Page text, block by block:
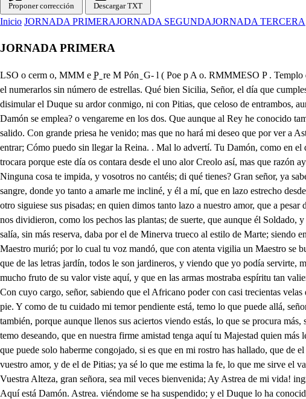
Proponer corrección Descargar TXT
Inicio JORNADA PRIMERAJORNADA SEGUNDAJORNADA TERCERA
JORNADA PRIMERA
LSO o cerm o, MMM e P̱̱ ̱̱ re M Pón ̱ G- l ( Poe p A o. RMMMESO P . Templo de Libeo, el gran Dionisio llega, cumpliendo de sus años la hermosa primavera: en piedra blanca vivan, y corra ya por cuenta del Sol el numerarlos sin número de estrellas. Qué bien Sicilia, Señor, el día que cumples años con festivos desengaños te está mostrando su amor; y qué bien de este enemigo mis celos se han de vengar. No puede disimular el Duque su ardor conmigo, ni con Pitias, que celoso de entrambos, aunque está ausente su mal llora indiferente. Sácame Amor de dudoso, . y dime, pues eres Dios, en cual de los dos, Astrea, Pitias u Damón se emplea? o vengareme en los dos. Que aunque al Rey he conocido también de Astrea inclinado, ni hasta hoy se ha declarado, ni vive correspondido. Llega la Reina? . Aún no creo que de Palacio ha salido. Con grande priesa he venido; mas que no hará mi deseo que por ver a Astrea está de pena, y contento loco. Celos, idos poco a poco. Ya el Rey declarado se ha; pésame por Pitias. Di, quieres en el Templo entrar; Cómo puedo sin llegar la Reina. . Mal lo advertí. Tu Damón, como en el día que año cumplo, a tal tristeza te concedes? . Vuestra Alteza, crea que haber no podía tristeza en mi cuando solo mi vida al morir trocara porque este día os contara desde el uno alor Creolo así, mas que razón ay que a tal razón te entrega? y así entre tanto que llega la Reina, dila Damón. Envidias, qué me queréis, que así me quitáis la vida? Ninguna cosa te impida, y vosotros no cantéis; di qué tienes? Gran señor, ya sabes como otra vez te he dicho, haciéndote juez de mi amistad, y mi amor, lo que amo a Pirias. . Si sé. Y que una patria nos dio vida, y sangre, donde yo tanto a amarle me incliné, y él a mí, que en lazo estrecho desde nuestra tierna edad, fue sola una voluntad la del uno, y otro pecho. Con ella nos prometimos, que adonde quiera que fuese el uno al otro siguiese sus pisadas; en quien dimos tanto lazo a nuestro amor, que a pesar del tiempo fuerte, aún no ha de tener la muerte para romperle valor. Crecimos, y en todas cuantas ocasiones se ofrecieron, jamás se nos dividieron, como los pechos las plantas; de suerte, que aunque él Soldado, y yo filósofo, el día, ve a el ocasión le venía eir a la guerra esforzado, de poniendo el ejercicio o, que en mi estudio cursaba, él, cuando salía, sin más reserva, daba por el de Minerva trueco al estilo de Marte; siendo en fin nuestra lealtad tan unida en todos modos, que pasó a vista de todos por verdadera amistad. Sucedió, pues, que en Sicilia; tu gran Maestro murió; por lo cual tu voz mandó, que con atenta vigilia un Maestro se buscase, que en Pitagórica ciencia, con igual equivalencia viniese, y te continuase. Llegaron los Mensajeros a Atenas mi Patria, en fin; que de las letras jardín, todos le son jardineros, y viendo que yo podía servirte, me prefirieron a muchos en que me dieron la gloria que no tenía. Vinose Pitias tras mí, cumpliendo nuestro estatuto; donde como el mucho fruto de su valor viste aquí, y que en las armas mostraba espíritu tan valiente, que a las tuyas solamente tan gran gobierno faltaba, por hacerme a mi favor tan alto le ennobleciste, que tu General le hiciste. Con cuyo cargo, señor, sabiendo que el Africano poder con casi trecientas velas de temor exentas mueve contra ti la mano, or faltar tu armada, fue Ejéícito a esta por tierra, para que en tierra no ponga el contrario el pie. Y como de tu cuidado mi temor pendiente está, temo lo que puede allá, señor, haber resultado. No porque el ir en tu nombre, la victoria no asegura, sino porque la vantura no está en las manos del hombre. Y también, porque aunque llenos sus